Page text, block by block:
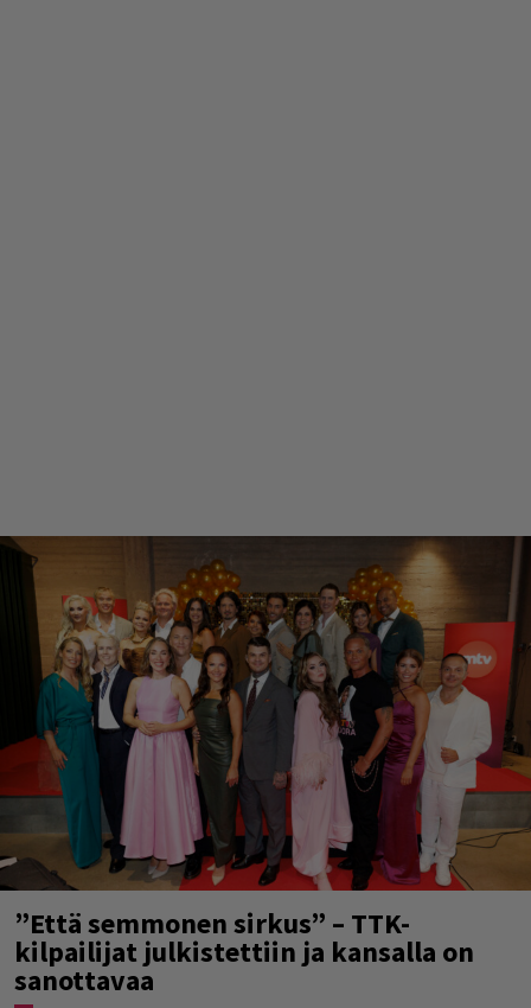
”Että semmonen sirkus” – TTK-
kilpailijat julkistettiin ja kansalla on
sanottavaa